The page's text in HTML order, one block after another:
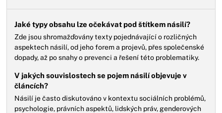
Jaké typy obsahu lze očekávat pod štítkem násilí?
Zde jsou shromažďovány texty pojednávající o rozličných
aspektech násilí, od jeho forem a projevů, přes společenské
dopady, až po snahy o prevenci a řešení této problematiky.
V jakých souvislostech se pojem násilí objevuje v
článcích?
Násilí je často diskutováno v kontextu sociálních problémů,
psychologie, právních aspektů, lidských práv, genderových